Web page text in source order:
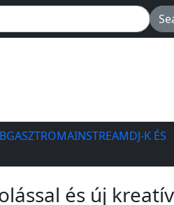
GASZTROMAINSTREAMDJ-K ÉS
és új kreatív